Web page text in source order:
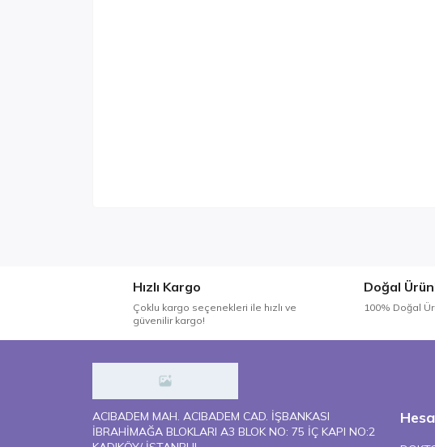
Hızlı Kargo
Çoklu kargo seçenekleri ile hızlı ve
güvenilir kargo!
Doğal
100% Doğal
ACIBADEM MAH. ACIBADEM CAD. İŞBANKASI
İBRAHİMAĞA BLOKLARI A3 BLOK NO: 75 İÇ KAPI NO:2